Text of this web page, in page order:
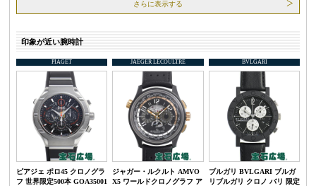
さらに表示する
印象が近い腕時計
PIAGET
ピアジェ ポロ45 クロノグラ
フ 世界限定500本 GOA35001
JAEGER LECOULTRE
ジャガー・ルクルト AMVO
X5 ワールドクロノグラフ ア
BVLGARI
ブルガリ BVLGARI ブルガ
リブルガリ クロノ バリ 限定